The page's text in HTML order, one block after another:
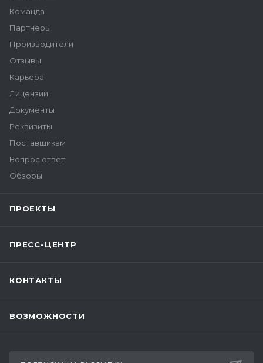
Команда
Партнеры
Производители
Отзывы
Карьера
Лицензии
Документы
Реквизиты
Поставщикам
Вопрос ответ
Обзоры
ПРОЕКТЫ
ПРЕСС-ЦЕНТР
КОНТАКТЫ
ВОЗМОЖНОСТИ